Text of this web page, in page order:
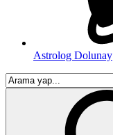
Astrolog Dolunay